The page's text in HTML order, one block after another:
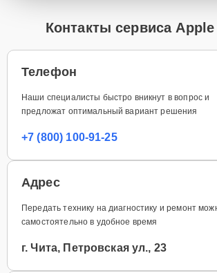
Контакты сервиса
Телефон
Наши специалисты быстро вникнут в вопрос и
предложат оптимальный вариант решения
+7 (800) 100-91-25
Адрес
Передать технику на диагностику и ремонт
самостоятельно в удобное время
г. Чита, Петровская ул., 23